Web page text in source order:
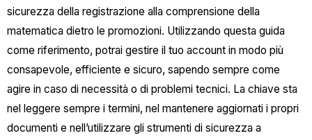
sicurezza della registrazione alla comprensione della
matematica dietro le promozioni. Utilizzando questa guida
come riferimento, potrai gestire il tuo account in modo più
consapevole, efficiente e sicuro, sapendo sempre come
agire in caso di necessità o di problemi tecnici. La chiave sta
nel leggere sempre i termini, nel mantenere aggiornati i propri
documenti e nell’utilizzare gli strumenti di sicurezza a